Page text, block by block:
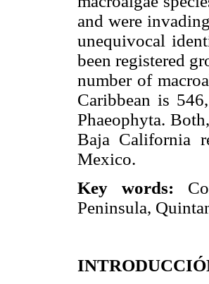
and were
unequivocal
been registered
number of
Caribbean is
Phaeophyta.
Baja California
Mexico.
Key words:
Peninsula,